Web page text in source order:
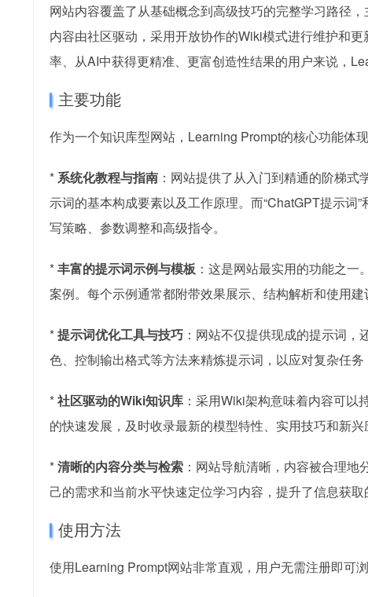
网站内容覆盖了从基础概念到高级技巧的完整学习路径
内容由社区驱动，采用开放协作的Wiki模式进行维护和
率、从AI中获得更精准、更富创造性结果的用户来说，
主要功能
作为一个知识库型网站，Learning Prompt的核心功能体
* 系统化教程与指南 ：网站提供了从入门到精通的阶梯
示词的基本构成要素以及工作原理。而“ChatGPT提示词
写策略、参数调整和高级指令。
*丰富的提示词示例与模板 ：这是网站最实用的功能之
案例。每个示例通常都附带效果展示、结构解析和使用建
*提示词优化工具与技巧 ：网站不仅提供现成的提示词
色、控制输出格式等方法来精炼提示词，以应对复杂任
*社区驱动的Wiki知识库 ：采用Wiki架构意味着内容可
的快速发展，及时收录最新的模型特性、实用技巧和新
*清晰的内容分类与检索 ：网站导航清晰，内容被合理地
己的需求和当前水平快速定位学习内容，提升了信息获取
使用方法
使用Learning Prompt网站非常直观，用户无需注册即可